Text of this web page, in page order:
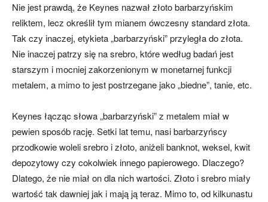
Nie jest prawdą, że Keynes nazwał złoto barbarzyńskim
reliktem, lecz określił tym mianem ówczesny standard złota.
Tak czy inaczej, etykieta „barbarzyński” przyległa do złota.
Nie inaczej patrzy się na srebro, które według badań jest
starszym i mocniej zakorzenionym w monetarnej funkcji
metalem, a mimo to jest postrzegane jako „biedne”, tanie, etc.
Keynes łącząc słowa „barbarzyński” z metalem miał w
pewien sposób rację. Setki lat temu, nasi barbarzyńscy
przodkowie woleli srebro i złoto, aniżeli banknot, weksel, kwit
depozytowy czy cokolwiek innego papierowego. Dlaczego?
Dlatego, że nie miał on dla nich wartości. Złoto i srebro miały
wartość tak dawniej jak i mają ją teraz. Mimo to, od kilkunastu